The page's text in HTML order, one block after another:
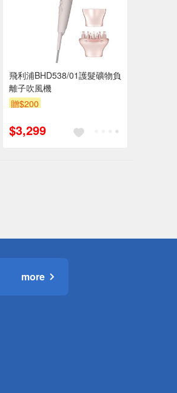
飛利浦BHD538/01護髮礦物負
離子吹風機
贈$200
$3,299
more